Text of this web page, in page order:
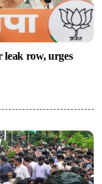
leak row, urges